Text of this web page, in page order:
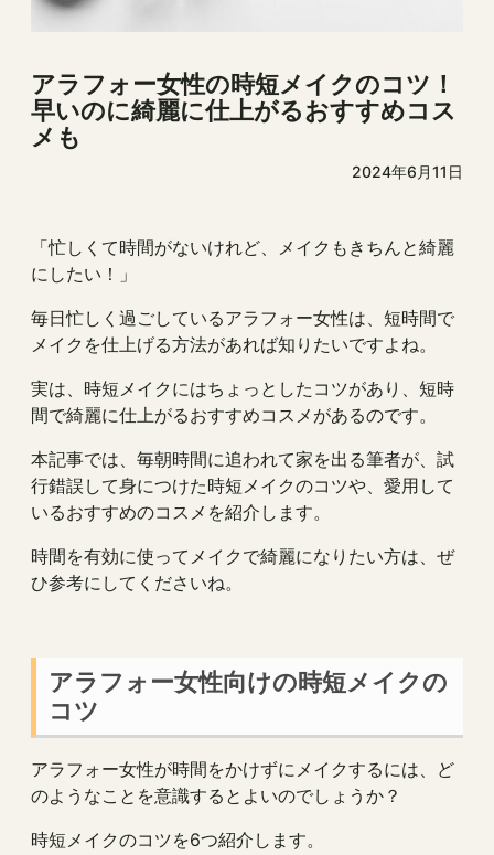
アラフォー女性の時短メイクのコツ！
早いのに綺麗に仕上がるおすすめコス
メも
2024年6月11日
「忙しくて時間がないけれど、メイクもきちんと綺麗
にしたい！」
毎日忙しく過ごしているアラフォー女性は、短時間で
メイクを仕上げる方法があれば知りたいですよね。
実は、時短メイクにはちょっとしたコツがあり、短時
間で綺麗に仕上がるおすすめコスメがあるのです。
本記事では、毎朝時間に追われて家を出る筆者が、試
行錯誤して身につけた時短メイクのコツや、愛用して
いるおすすめのコスメを紹介します。
時間を有効に使ってメイクで綺麗になりたい方は、ぜ
ひ参考にしてくださいね。
アラフォー女性向けの時短メイクの
コツ
アラフォー女性が時間をかけずにメイクするには、ど
のようなことを意識するとよいのでしょうか？
時短メイクのコツを6つ紹介します。